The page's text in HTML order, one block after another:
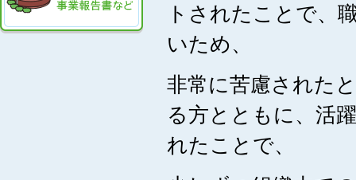
トされたことで、
いため、
非常に苦慮された
る方とともに、活
れたことで、